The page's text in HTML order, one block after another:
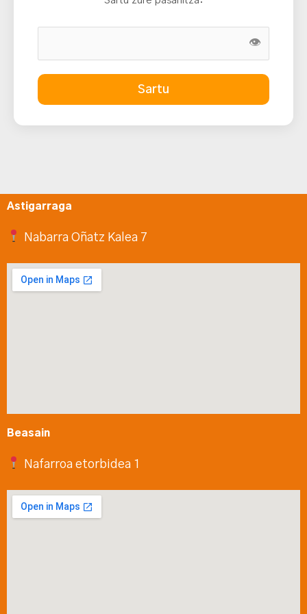
👁
Sartu
Astigarraga
Nabarra Oñatz Kalea 7
Beasain
Nafarroa etorbidea 1